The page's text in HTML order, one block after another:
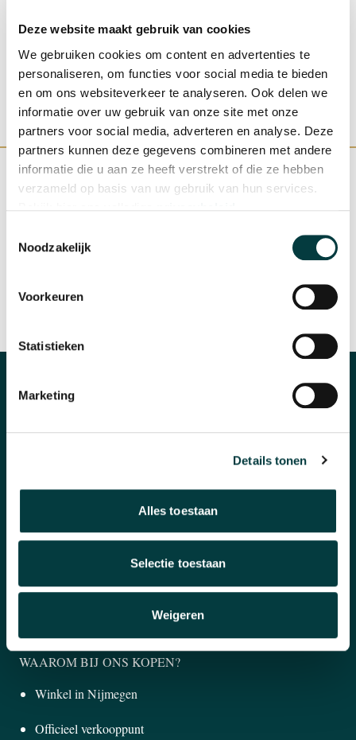
Deze website maakt gebruik van cookies
We gebruiken cookies om content en advertenties te
personaliseren, om functies voor social media te bieden
en om ons websiteverkeer te analyseren. Ook delen we
informatie over uw gebruik van onze site met onze
partners voor social media, adverteren en analyse. Deze
partners kunnen deze gegevens combineren met andere
informatie die u aan ze heeft verstrekt of die ze hebben
verzameld op basis van uw gebruik van hun services.
Noodzakelijk
Voorkeuren
Statistieken
Marketing
Details tonen
Alles toestaan
Selectie toestaan
Weigeren
CATEGORIEËN
Horloges
Pre-Owned
WAAROM BIJ ONS KOPEN?
Winkel in Nijmegen
Officieel verkooppunt